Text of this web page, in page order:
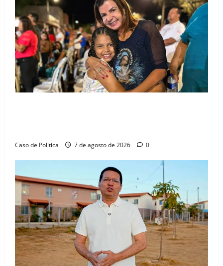
Caso de Politica 7 de agosto de 2026 0